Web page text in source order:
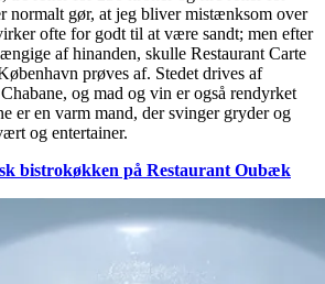
normalt gør, at jeg bliver mistænksom over
ofte for godt til at være sandt; men efter
af hinanden, skulle Restaurant Carte
prøves af. Stedet drives af
og mad og vin er også rendyrket
er en varm mand, der svinger gryder og
og entertainer.
bistrokøkken på Restaurant Oubæk